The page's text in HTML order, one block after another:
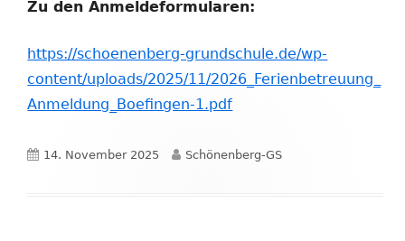
Zu den Anmeldeformularen:
https://schoenenberg-grundschule.de/wp-
content/uploads/2025/11/2026_Ferienbetreuung_
Anmeldung_Boefingen-1.pdf
Veröffentlicht
14. November 2025 Autor
Schönenberg-GS